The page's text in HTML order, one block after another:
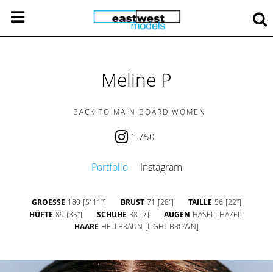
Meline P
BACK TO MAIN BOARD WOMEN
1 750
Portfolio Instagram
GROESSE 180 [5' 11''] BRUST 71 [28''] TAILLE 56 [22'']
HÜFTE 89 [35''] SCHUHE 38 [7] AUGEN HASEL [HAZEL]
HAARE HELLBRAUN [LIGHT BROWN]